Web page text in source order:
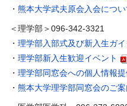
・ 熊本大学武夫原会入会につい
＜理学部＞096-342-3321
・ 理学部入部式及び新入生ガ
・ 理学部新入生歓迎イベント
・ 理学部同窓会への個人情報
・ 熊本大学理学部同窓会のご案